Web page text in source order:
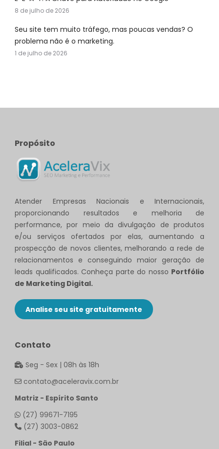
8 de julho de 2026
Seu site tem muito tráfego, mas poucas vendas? O
problema não é o marketing.
1 de julho de 2026
Propósito
Atender Empresas Nacionais e Internacionais,
proporcionando resultados e melhoria de
performance, por meio da divulgação de produtos
e/ou serviços ofertados por elas, aumentando a
prospecção de novos clientes, melhorando a rede de
relacionamentos e conseguindo maior geração de
leads qualificados. Conheça parte do nosso Portfólio
de Marketing Digital.
Analise seu site gratuitamente
Contato
Seg - Sex | 08h às 18h
contato@aceleravix.com.br
Matriz - Espírito Santo
(27) 99671-7195
(27) 3003-0862
Filial - São Paulo